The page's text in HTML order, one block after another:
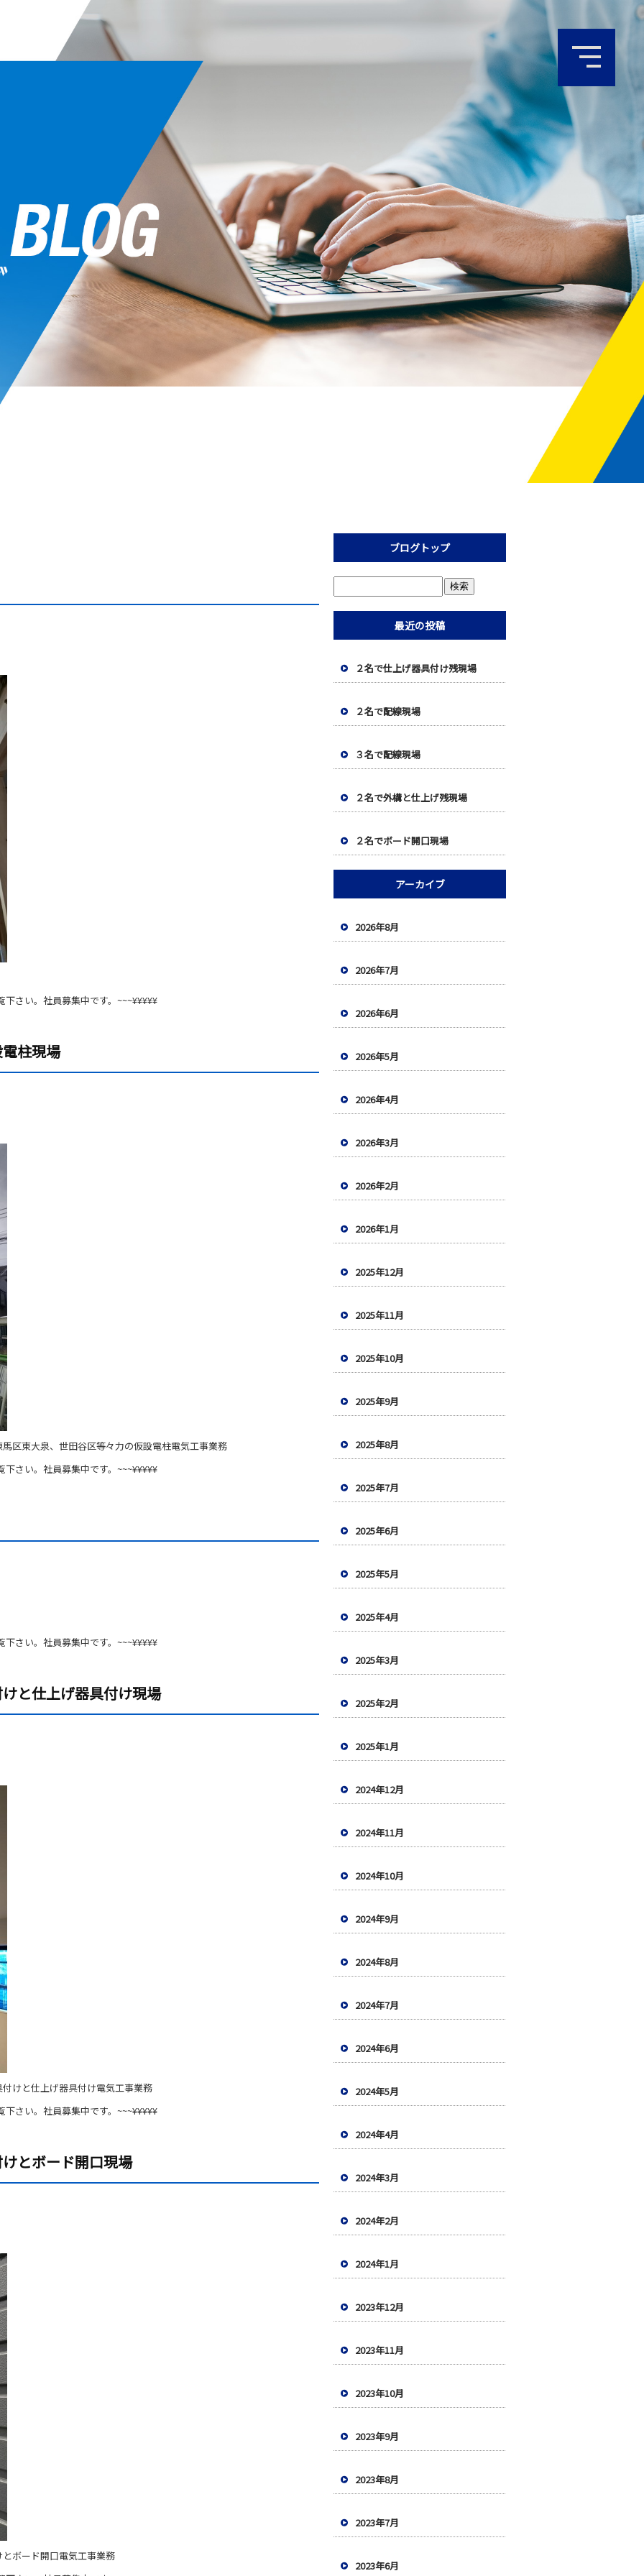
さい。社員募集中です。~~~¥¥¥¥¥
柱現場
区東大泉、世田谷区等々力の仮設電柱電気工事業務
さい。社員募集中です。~~~¥¥¥¥¥
さい。社員募集中です。~~~¥¥¥¥¥
と仕上げ器具付け現場
けと仕上げ器具付け電気工事業務
さい。社員募集中です。~~~¥¥¥¥¥
とボード開口現場
ボード開口電気工事業務
ブログトップ
最近の投稿
２名で仕上げ器具付け残現場
２名で配線現場
３名で配線現場
２名で外構と仕上げ残現場
２名でボード開口現場
アーカイブ
2026年8月
2026年7月
2026年6月
2026年5月
2026年4月
2026年3月
2026年2月
2026年1月
2025年12月
2025年11月
2025年10月
2025年9月
2025年8月
2025年7月
2025年6月
2025年5月
2025年4月
2025年3月
2025年2月
2025年1月
2024年12月
2024年11月
2024年10月
2024年9月
2024年8月
2024年7月
2024年6月
2024年5月
2024年4月
2024年3月
2024年2月
2024年1月
2023年12月
2023年11月
2023年10月
2023年9月
2023年8月
2023年7月
2023年6月